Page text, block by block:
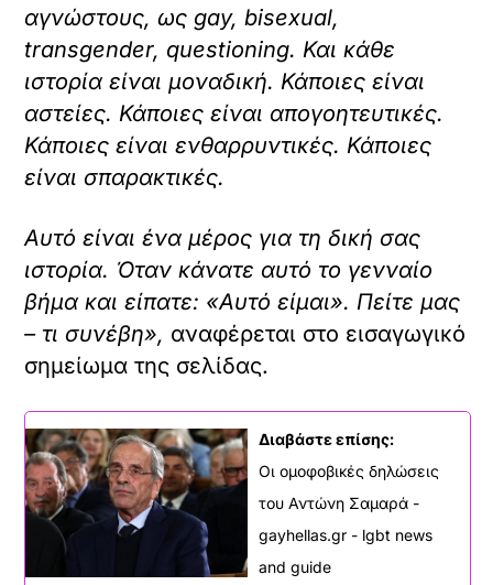
αγνώστους, ως gay, bisexual,
transgender, questioning. Και κάθε
ιστορία είναι μοναδική. Κάποιες είναι
αστείες. Κάποιες είναι απογοητευτικές.
Κάποιες είναι ενθαρρυντικές. Κάποιες
είναι σπαρακτικές.
Αυτό είναι ένα μέρος για τη δική σας
ιστορία. Όταν κάνατε αυτό το γενναίο
βήμα και είπατε: «Αυτό είμαι». Πείτε μας
– τι συνέβη», αναφέρεται στο εισαγωγικό
σημείωμα της σελίδας.
Διαβάστε επίσης:
Οι ομοφοβικές δηλώσεις
του Αντώνη Σαμαρά -
gayhellas.gr - lgbt news
and guide